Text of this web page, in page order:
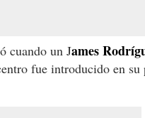
cuando un James
fue introducido en